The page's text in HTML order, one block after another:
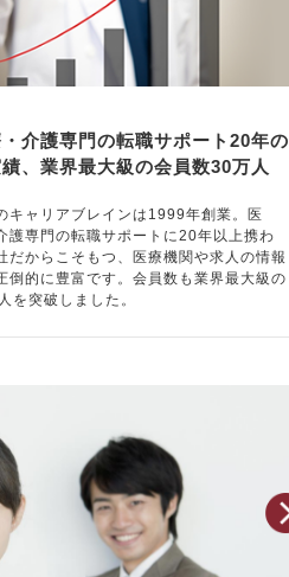
介護専門の転職サポート20年の
、業界最大級の会員数30万人
キャリアブレインは1999年創業。医
護専門の転職サポートに20年以上携わ
だからこそもつ、医療機関や求人の情報
倒的に豊富です。会員数も業界最大級の
を突破しました。